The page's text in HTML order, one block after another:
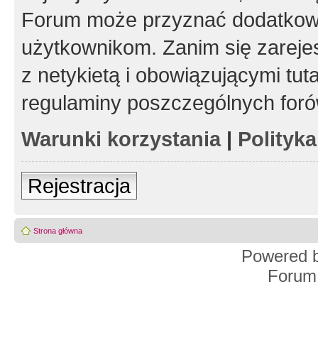
Forum może przyznać
użytkownikom. Zanim się
z netykietą i obowiązującymi
regulaminy poszczególnych
Warunki korzystania|
Rejestracja
Strona główna
Powered